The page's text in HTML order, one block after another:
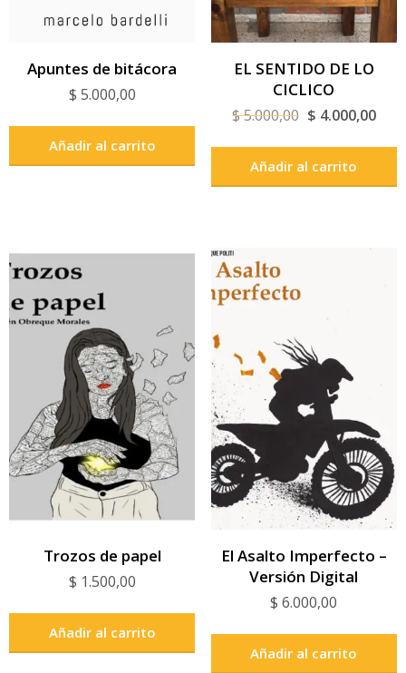
Apuntes de bitácora
$ 5.000,00
Añadir al carrito
EL SENTIDO DE LO
CICLICO
$5.000,00 El
era:
$ 4.000,00El
Añadir al carrito
Trozos de papel
$ 1.500,00
Añadir al carrito
El Asalto Imperfecto –
Versión Digital
$ 6.000,00
Añadir al carrito